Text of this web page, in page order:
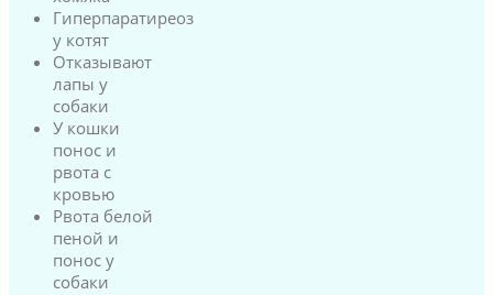
Гиперпаратиреоз
у котят
Отказывают
лапы у
собаки
У кошки
понос и
рвота с
кровью
Рвота белой
пеной и
понос у
собаки